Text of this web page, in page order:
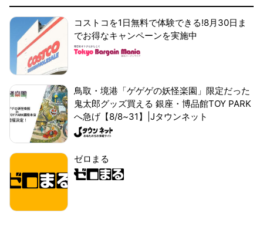
コストコを1日無料で体験できる!8月30日ま
でお得なキャンペーンを実施中
鳥取・境港「ゲゲゲの妖怪楽園」限定だった
鬼太郎グッズ買える 銀座・博品館TOY PARK
へ急げ【8/8~31】|Jタウンネット
ゼロまる